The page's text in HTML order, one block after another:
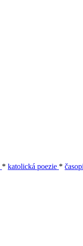
* katolická poezie *